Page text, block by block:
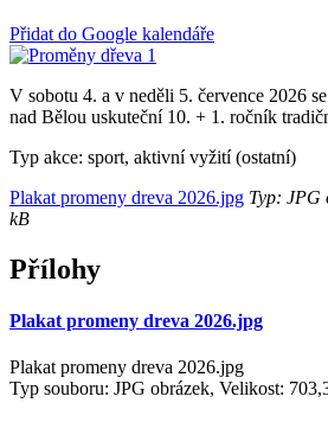
Přidat do Google kalendáře
V sobotu 4. a v neděli 5. července 2026
nad Bělou uskuteční 10. + 1. ročník
Typ akce: sport, aktivní vyžití (ostatní)
Plakat promeny dreva 2026.jpg Typ: JPG
kB
Přílohy
Plakat promeny dreva 2026.jpg
Plakat promeny dreva 2026.jpg
Typ souboru: JPG obrázek, Velikost: